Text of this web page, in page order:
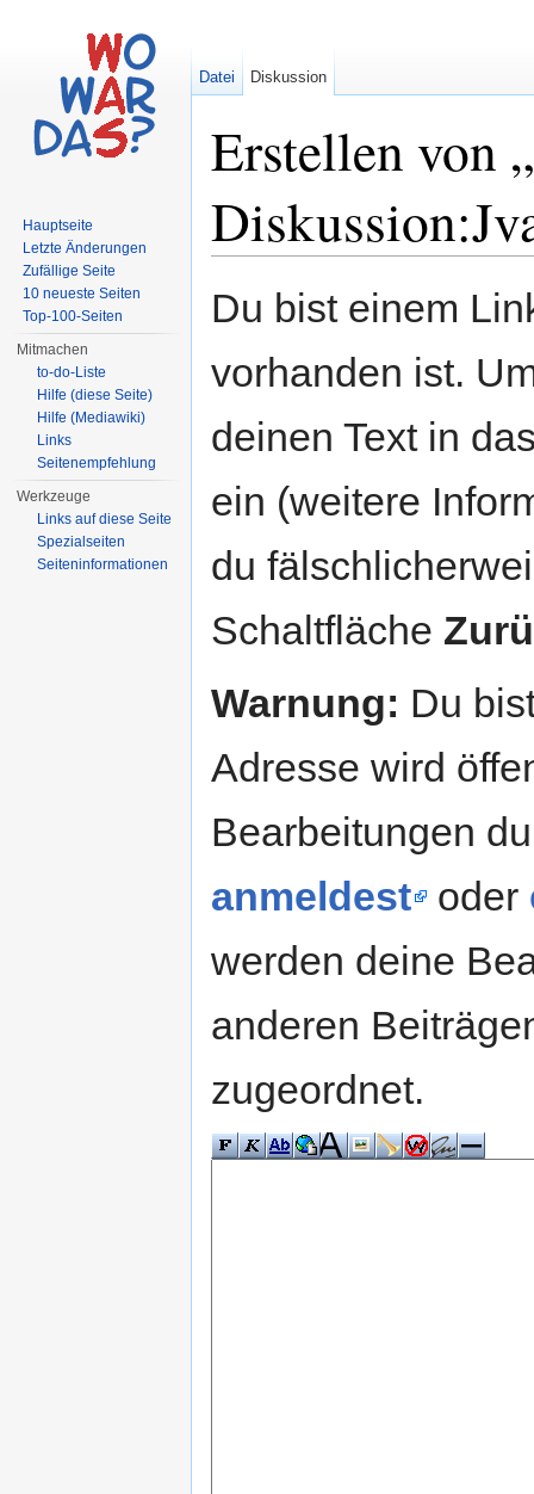
Erstellen von
Du bist einem
vorhanden ist.
deinen Text in
ein (weitere
du
Schaltfläche
Warnung: Du
Adresse wird
Bearbeitungen
anmeldest
oder
werden deine
anderen
zugeordnet.
Datei Diskussion
Hauptseite
Letzte Änderungen
Zufällige Seite
10 neueste Seiten
Top-100-Seiten
Mitmachen
to-do-Liste
Hilfe (diese Seite)
Hilfe (Mediawiki)
Links
Seitenempfehlung
Werkzeuge
Links auf diese Seite
Spezialseiten
Seiteninformationen